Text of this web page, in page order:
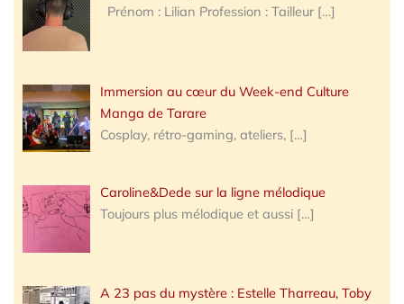
Prénom : Lilian Profession : Tailleur […]
Immersion au cœur du Week-end Culture
Manga de Tarare
Cosplay, rétro-gaming, ateliers, […]
Caroline&Dede sur la ligne mélodique
Toujours plus mélodique et aussi […]
A 23 pas du mystère : Estelle Tharreau, Toby